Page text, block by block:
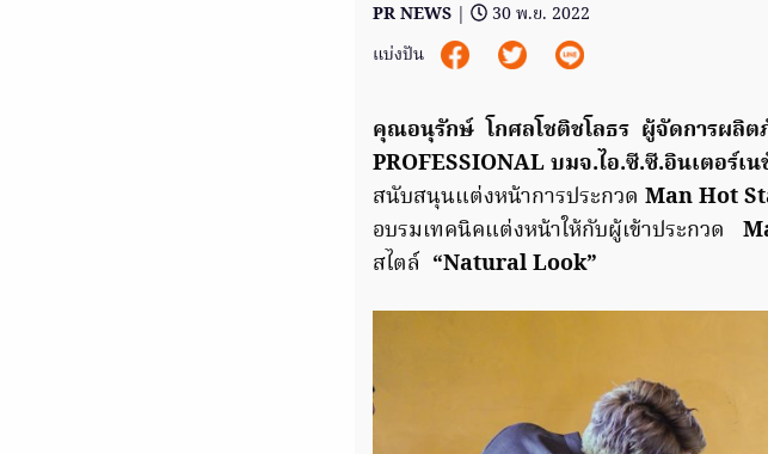
PR NEWS |
30 พ.ย. 2022
แบ่งปัน
คุณอนุรักษ์ โกศลโชติชโลธร ผู้จัดการผลิ
PROFESSIONAL บมจ.ไอ.ซี.ซี.อินเตอร์เ
สนับสนุนแต่งหน้าการประกวด Man Hot
อบรมเทคนิคแต่งหน้าให้กับผู้เข้าประกวด
สไตล์ “Natural Look”